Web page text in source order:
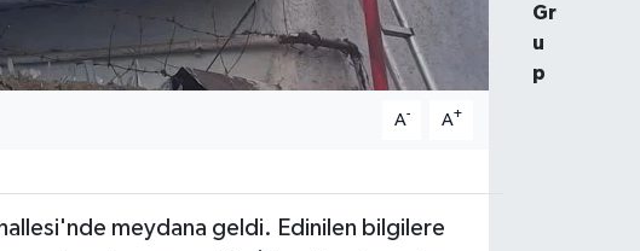
A- A+
meydana geldi. Edinilen bilgilere